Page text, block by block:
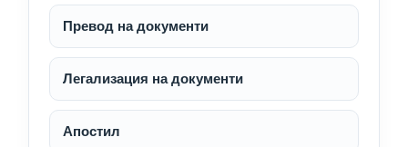
Превод на документи
Легализация на документи
Апостил